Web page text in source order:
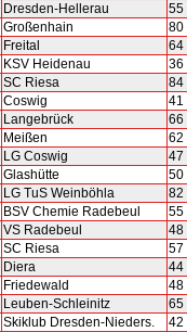
Dresden-Hellerau
55
Großenhain
80
Freital
64
KSV Heidenau
36
SC Riesa
84
Coswig
41
Langebrück
66
Meißen
62
LG Coswig
47
Glashütte
50
LG TuS Weinböhla
82
BSV Chemie Radebeul
55
VS Radebeul
48
SC Riesa
57
Diera
44
Friedewald
48
Leuben-Schleinitz
65
Skiklub Dresden-Nieders.
42